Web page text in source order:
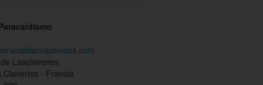
Lasclaveries
Claveries - Francia